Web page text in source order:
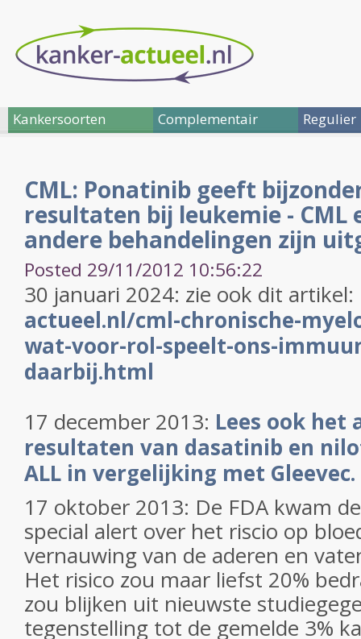
Kankersoorten Complementair Regulier
CML: Ponatinib geeft
resultaten bij leukemie - CML
andere behandelingen zijn
Posted 29/11/2012 10:56:22
30 januari 2024: zie ook dit artikel:
actueel.nl/cml-chronische-
wat-voor-rol-speelt-ons-
daarbij.html
17 december 2013: Lees ook het
resultaten van dasatinib en
ALL in vergelijking met Gleevec.
17 oktober 2013: De FDA kwam
special alert over het riscio op
vernauwing van de aderen en
Het risico zou maar liefst 20%
zou blijken uit nieuwste
tegenstelling tot de gemelde 3%